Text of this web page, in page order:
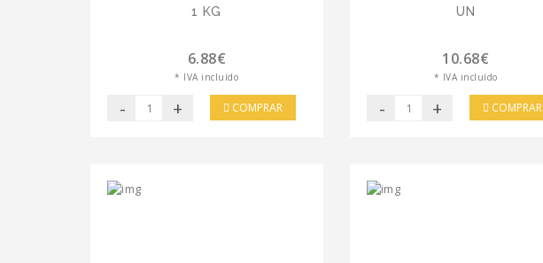
1 KG
6.88€
* IVA incluído
- + COMPRAR
UN
10.68€
* IVA incluído
- + COMPRAR